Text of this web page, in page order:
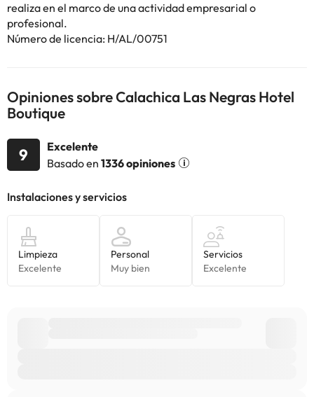
realiza en el marco de una actividad empresarial o
profesional.
Número de licencia: H/AL/00751
Opiniones sobre Calachica Las Negras Hotel
Boutique
9
Excelente
Basado en 1336 opiniones